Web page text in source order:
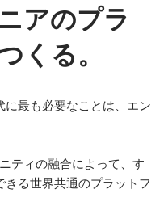
アのプラ
くる。
最も必要なことは、エン
ティの融合によって、す
る世界共通のプラットフ